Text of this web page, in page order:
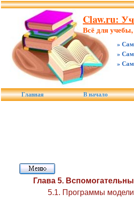
Claw.ru:
Всё для
»
»
»
Главная В начало
Глава 5.
5.1. Программы